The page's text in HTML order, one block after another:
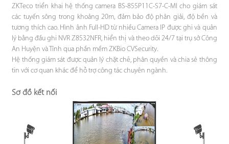
ZKTeco triển khai hệ thống camera BS-855P11C-S7-C-MI cho giám sát
các tuyến sông trong khoảng 20m, đảm bảo độ phân giải, độ bền và
tương thích cao. Hình ảnh Full-HD từ nhiều Camera IP được ghi và quản
lý bằng đầu ghi NVR Z8532NFR, hiển thị và theo dõi 24/7 tại trụ sở Công
An Huyện và Tỉnh qua phần mềm ZKBio CVSecurity.
Hệ thống giám sát được quản lý chặt chẽ, phân quyền và chia sẻ thông
tin với cơ quan khác để hỗ trợ công tác chuyên ngành.
Sơ đồ kết nối